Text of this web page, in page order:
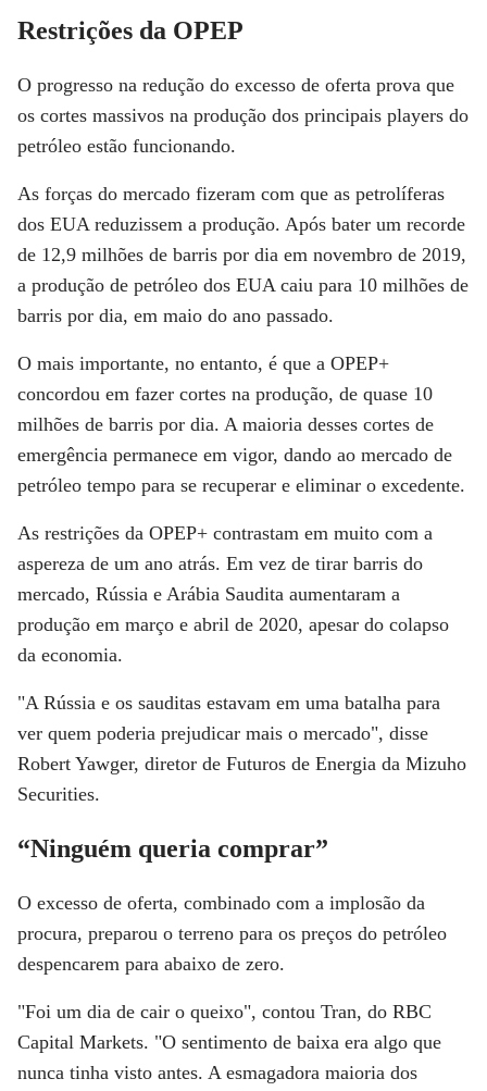
Restrições da OPEP
O progresso na redução do excesso de oferta prova que
os cortes massivos na produção dos principais players do
petróleo estão funcionando.
As forças do mercado fizeram com que as petrolíferas
dos EUA reduzissem a produção. Após bater um recorde
de 12,9 milhões de barris por dia em novembro de 2019,
a produção de petróleo dos EUA caiu para 10 milhões de
barris por dia, em maio do ano passado.
O mais importante, no entanto, é que a OPEP+
concordou em fazer cortes na produção, de quase 10
milhões de barris por dia. A maioria desses cortes de
emergência permanece em vigor, dando ao mercado de
petróleo tempo para se recuperar e eliminar o excedente.
As restrições da OPEP+ contrastam em muito com a
aspereza de um ano atrás. Em vez de tirar barris do
mercado, Rússia e Arábia Saudita aumentaram a
produção em março e abril de 2020, apesar do colapso
da economia.
"A Rússia e os sauditas estavam em uma batalha para
ver quem poderia prejudicar mais o mercado", disse
Robert Yawger, diretor de Futuros de Energia da Mizuho
Securities.
“Ninguém queria comprar”
O excesso de oferta, combinado com a implosão da
procura, preparou o terreno para os preços do petróleo
despencarem para abaixo de zero.
"Foi um dia de cair o queixo", contou Tran, do RBC
Capital Markets. "O sentimento de baixa era algo que
nunca tinha visto antes. A esmagadora maioria dos